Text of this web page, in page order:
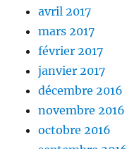
avril 2017
mars 2017
février 2017
janvier 2017
décembre 2016
novembre 2016
octobre 2016